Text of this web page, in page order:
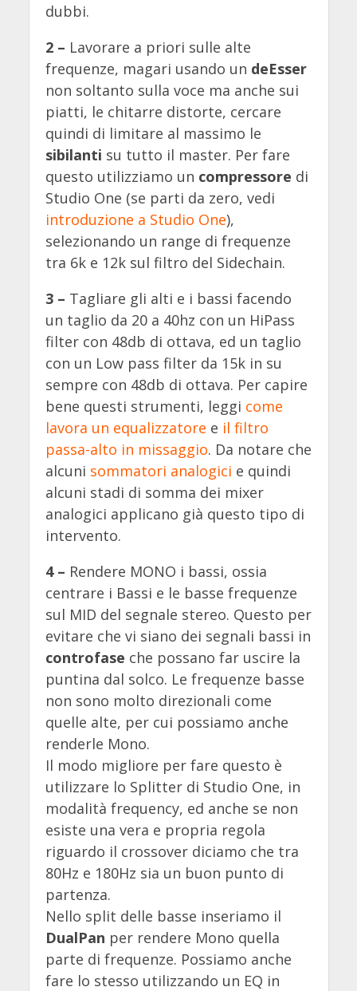
dubbi.
2 – Lavorare a priori sulle alte
frequenze, magari usando un deEsser
non soltanto sulla voce ma anche sui
piatti, le chitarre distorte, cercare
quindi di limitare al massimo le
sibilanti su tutto il master. Per fare
questo utilizziamo un compressore di
Studio One (se parti da zero, vedi
introduzione a Studio One),
selezionando un range di frequenze
tra 6k e 12k sul filtro del Sidechain.
3 – Tagliare gli alti e i bassi facendo
un taglio da 20 a 40hz con un HiPass
filter con 48db di ottava, ed un taglio
con un Low pass filter da 15k in su
sempre con 48db di ottava. Per capire
bene questi strumenti, leggi come
lavora un equalizzatore e il filtro
passa-alto in missaggio. Da notare che
alcuni sommatori analogici e quindi
alcuni stadi di somma dei mixer
analogici applicano già questo tipo di
intervento.
4 – Rendere MONO i bassi, ossia
centrare i Bassi e le basse frequenze
sul MID del segnale stereo. Questo per
evitare che vi siano dei segnali bassi in
controfase che possano far uscire la
puntina dal solco. Le frequenze basse
non sono molto direzionali come
quelle alte, per cui possiamo anche
renderle Mono.
Il modo migliore per fare questo è
utilizzare lo Splitter di Studio One, in
modalità frequency, ed anche se non
esiste una vera e propria regola
riguardo il crossover diciamo che tra
80Hz e 180Hz sia un buon punto di
partenza.
Nello split delle basse inseriamo il
DualPan per rendere Mono quella
parte di frequenze. Possiamo anche
fare lo stesso utilizzando un EQ in